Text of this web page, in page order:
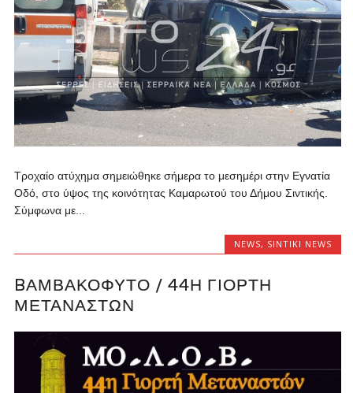
Τροχαίο ατύχημα σημειώθηκε σήμερα το μεσημέρι στην Εγνατία
Οδό, στο ύψος της κοινότητας Καμαρωτού του Δήμου Σιντικής.
Σύμφωνα με...
NEWS, SINTIKI NEWS
BΑΜΒΑΚΌΦΥΤΟ / 44Η ΓΙΟΡΤΉ
ΜΕΤΑΝΑΣΤΏΝ